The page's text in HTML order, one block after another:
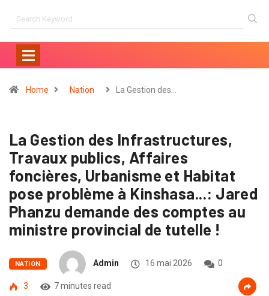
Home Nation La Gestion des…
La Gestion des Infrastructures,
Travaux publics, Affaires
foncières, Urbanisme et Habitat
pose problème à Kinshasa...: Jared
Phanzu demande des comptes au
ministre provincial de tutelle !
NATION Admin 16 mai 2026 0
3 7 minutes read